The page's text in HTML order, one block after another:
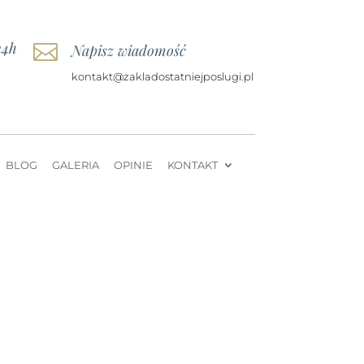
 Napisz wiadomość
kontakt@zakladostatniejposlugi.pl
BLOG GALERIA OPINIE KONTAKT